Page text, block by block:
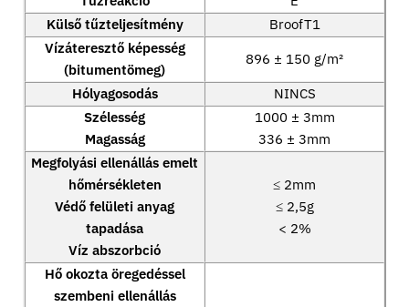
Külső tűzteljesítmény
BroofT1
Vízáteresztő képesség
(bitumentömeg)
896 ± 150 g/m²
Hólyagosodás
NINCS
Szélesség
Magasság
1000 ± 3mm
336 ± 3mm
Megfolyási ellenállás emelt
hőmérsékleten
Védő felületi anyag
tapadása
Víz abszorbció
≤ 2mm
≤ 2,5g
< 2%
Hő okozta öregedéssel
szembeni ellenállás